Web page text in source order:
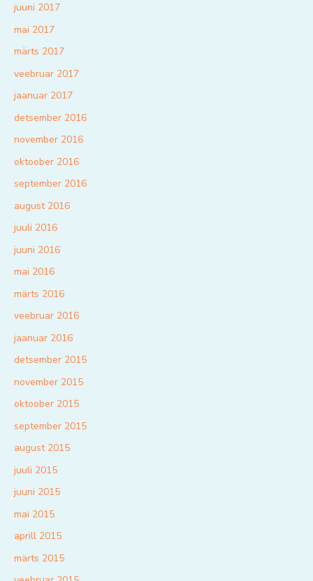
juuni 2017
mai 2017
märts 2017
veebruar 2017
jaanuar 2017
detsember 2016
november 2016
oktoober 2016
september 2016
august 2016
juuli 2016
juuni 2016
mai 2016
märts 2016
veebruar 2016
jaanuar 2016
detsember 2015
november 2015
oktoober 2015
september 2015
august 2015
juuli 2015
juuni 2015
mai 2015
aprill 2015
märts 2015